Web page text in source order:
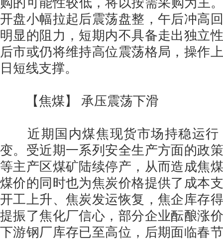
开盘小幅拉起后震荡盘整，午后冲高
明显的阻力，短期内不具备走出独立
后市或仍将维持高位震荡格局，操作
日短线支撑。
【焦煤】 承压震荡下滑
近期国内煤焦现货市场持稳运行
变。受近期一系列安全生产方面的政
等主产区煤矿陆续停产，从而造成焦
煤价的同时也为焦炭价格提供了成本
开工上升、焦炭发运恢复，焦企库存
提振了焦化厂信心，部分企业酝酿涨
下游钢厂库存已至高位，后期面临春